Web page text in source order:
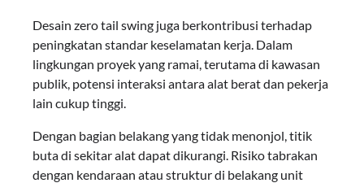
Desain zero tail swing juga berkontribusi terhadap
peningkatan standar keselamatan kerja. Dalam
lingkungan proyek yang ramai, terutama di kawasan
publik, potensi interaksi antara alat berat dan pekerja
lain cukup tinggi.
Dengan bagian belakang yang tidak menonjol, titik
buta di sekitar alat dapat dikurangi. Risiko tabrakan
dengan kendaraan atau struktur di belakang unit